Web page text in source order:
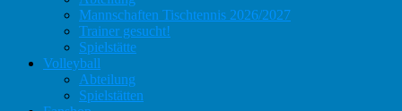
Mannschaften Tischtennis 2026/2027
Trainer gesucht!
Spielstätte
Volleyball
Abteilung
Spielstätten